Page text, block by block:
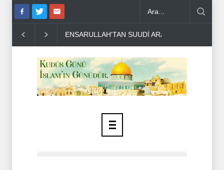
ENSARULLAH'TAN SUUDİ ARABİSTAN'A UYARI..